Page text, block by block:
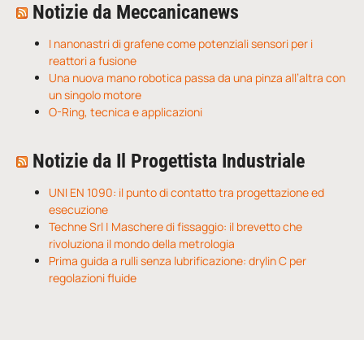
Notizie da Meccanicanews
I nanonastri di grafene come potenziali sensori per i
reattori a fusione
Una nuova mano robotica passa da una pinza all’altra con
un singolo motore
O-Ring, tecnica e applicazioni
Notizie da Il Progettista Industriale
UNI EN 1090: il punto di contatto tra progettazione ed
esecuzione
Techne Srl | Maschere di fissaggio: il brevetto che
rivoluziona il mondo della metrologia
Prima guida a rulli senza lubrificazione: drylin C per
regolazioni fluide